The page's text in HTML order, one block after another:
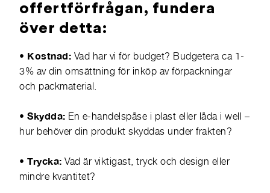
offertförfrågan, fundera
över detta:
• Kostnad: Vad har vi för budget? Budgetera ca 1-
3% av din omsättning för inköp av förpackningar
och packmaterial.
• Skydda: En e-handelspåse i plast eller låda i well –
hur behöver din produkt skyddas under frakten?
• Trycka: Vad är viktigast, tryck och design eller
mindre kvantitet?